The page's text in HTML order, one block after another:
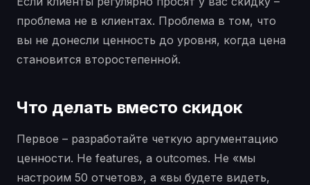
проблема не в клиентах. Проблема в том, что
вы не донесли ценность до уровня, когда цена
становится второстепенной.
Что делать вместо скидок
Первое – разработайте четкую аргументацию
ценности. Не features, а outcomes. Не «мы
настроим 50 отчетов», а «вы будете видеть,